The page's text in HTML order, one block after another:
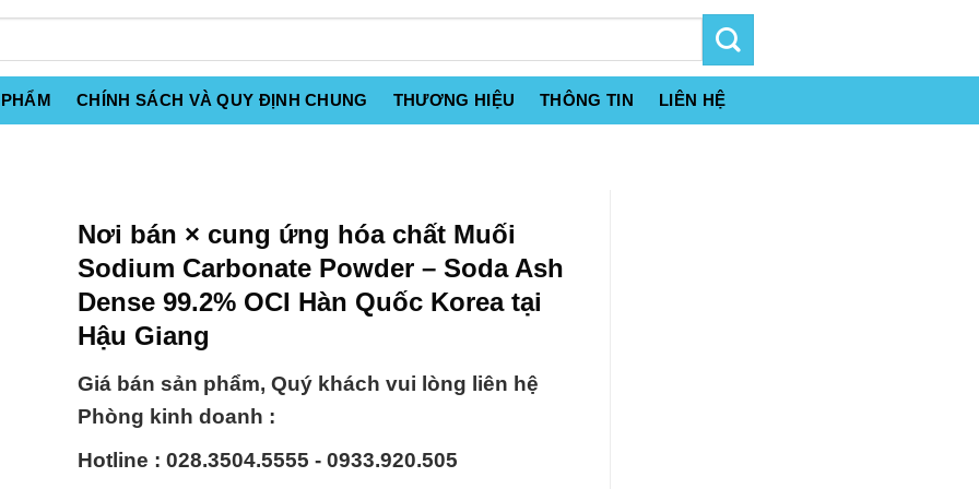
CHÍNH SÁCH VÀ QUY ĐỊNH CHUNG THƯƠNG HIỆU THÔNG TIN LIÊN HỆ
Nơi bán × cung ứng hóa chất Muối
Sodium Carbonate Powder – Soda Ash
Dense 99.2% OCI Hàn Quốc Korea tại
Hậu Giang
Giá bán sản phẩm, Quý khách vui lòng liên hệ
Phòng kinh doanh :
Hotline : 028.3504.5555 - 0933.920.505